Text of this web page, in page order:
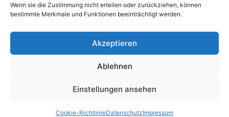
Wenn sie die Zustimmung nicht erteilen oder zurückziehen, können
bestimmte Merkmale und Funktionen beeinträchtigt werden.
Akzeptieren
Ablehnen
Einstellungen ansehen
Cookie-RichtlinieDatenschutzImpressum
© All Rights Reserved 2025